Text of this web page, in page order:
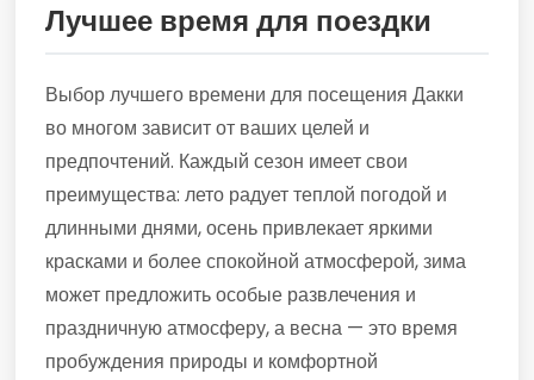
Лучшее время для поездки
Выбор лучшего времени для посещения Дакки
во многом зависит от ваших целей и
предпочтений. Каждый сезон имеет свои
преимущества: лето радует теплой погодой и
длинными днями, осень привлекает яркими
красками и более спокойной атмосферой, зима
может предложить особые развлечения и
праздничную атмосферу, а весна — это время
пробуждения природы и комфортной